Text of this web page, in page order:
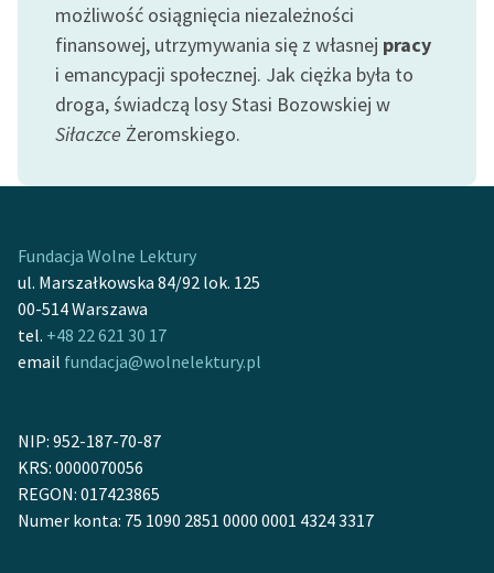
Feministyczne inspiracje.
Popularyzacja
skandynawskiej literatury
feministycznej
Ręce pełne poezji
Kolekcje edukacyjne
lektur szkolnych oraz
Starego Testamentu
Odkurzamy bohaterów
O nas
Kontakt
możliwość osiągnięcia niezależności
finansowej, utrzymywania się z własnej pracy
i emancypacji społecznej. Jak ciężka była to
droga, świadczą losy Stasi Bozowskiej w
Siłaczce Żeromskiego.
Fundacja Wolne Lektury
ul. Marszałkowska 84/92 lok. 125
00-514 Warszawa
tel. +48 22 621 30 17
email fundacja@wolnelektury.pl
NIP: 952-187-70-87
KRS: 0000070056
REGON: 017423865
Numer konta: 75 1090 2851 0000 0001 4324 3317